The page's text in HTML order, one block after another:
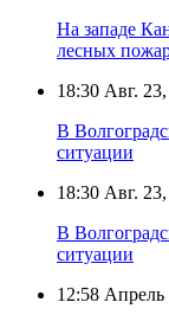
На западе
лесных
18:30 Авг.
В
ситуации
18:30 Авг.
В
ситуации
12:58 Апрель